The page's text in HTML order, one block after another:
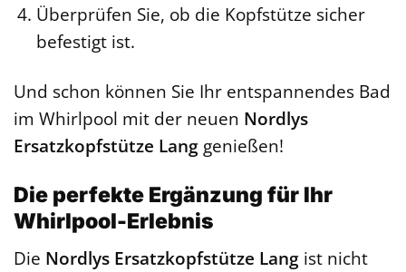
Überprüfen Sie, ob die Kopfstütze sicher
befestigt ist.
Und schon können Sie Ihr entspannendes Bad
im Whirlpool mit der neuen Nordlys
Ersatzkopfstütze Lang genießen!
Die perfekte Ergänzung für Ihr
Whirlpool-Erlebnis
Die Nordlys Ersatzkopfstütze Lang ist nicht